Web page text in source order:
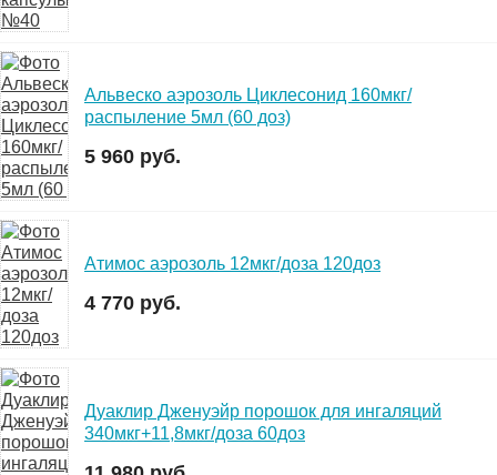
Альвеско аэрозоль Циклесонид 160мкг/
распыление 5мл (60 доз)
5 960 руб.
Атимос аэрозоль 12мкг/доза 120доз
4 770 руб.
Дуаклир Дженуэйр порошок для ингаляций
340мкг+11,8мкг/доза 60доз